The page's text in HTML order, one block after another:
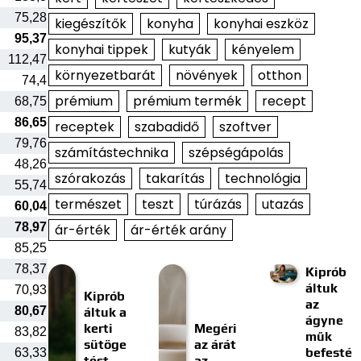
75,28
95,37
112,47
74,4
68,75
86,65
79,76
48,26
55,74
60,04
78,97
85,25
78,37
70,93
80,67
83,82
63,33
kiegészítők
konyha
konyhai eszköz
konyhai tippek
kutyák
kényelem
környezetbarát
növények
otthon
prémium
prémium termék
recept
receptek
szabadidő
szoftver
számítástechnika
szépségápolás
szórakozás
takarítás
technológia
természet
teszt túrázás
utazás
ár-érték
ár-érték arány
Kiprób
áltuk a
kerti
sütöge
Megéri
az árát
Kiprób
áltuk
az
ágyne
műk
befesté